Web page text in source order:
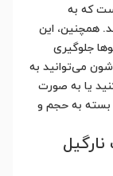
که به
همچنین، این
جلوگیری
می‌توانید به
یا به صورت
بسته به حجم و